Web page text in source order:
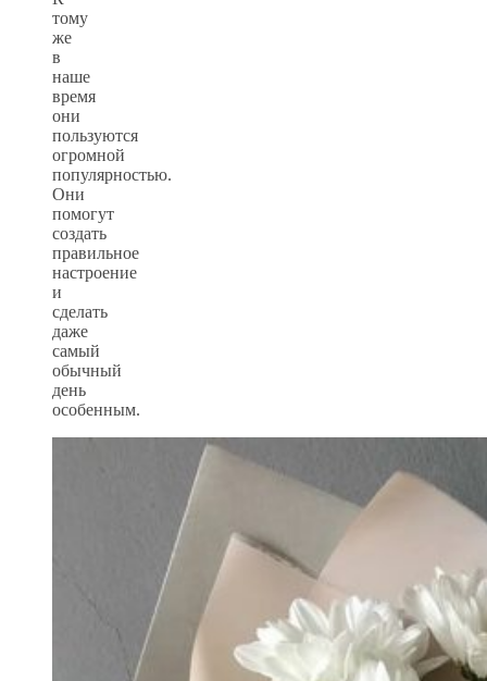
тому
же
в
наше
время
они
пользуются
огромной
популярностью.
Они
помогут
создать
правильное
настроение
и
сделать
даже
самый
обычный
день
особенным.